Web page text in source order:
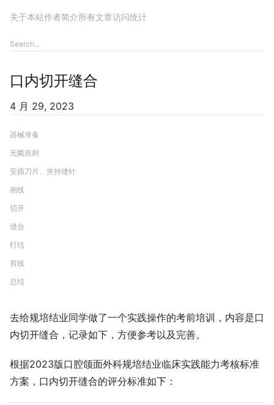
关于本站作者简介所有文章访问统计
口内切开缝合
4 月 29, 2023
器械准备
无菌原则
安插刀片、夹持缝针
画线
切开
缝合
打结
剪线
总结
去给规培结业同学做了一个实践操作的考前培训，内容是口
内切开缝合，记录如下，方便参考以及完善。
根据2023版口腔颌面外科规培结业临床实践能力考核标准
方案，口内切开缝合的评分标准如下：